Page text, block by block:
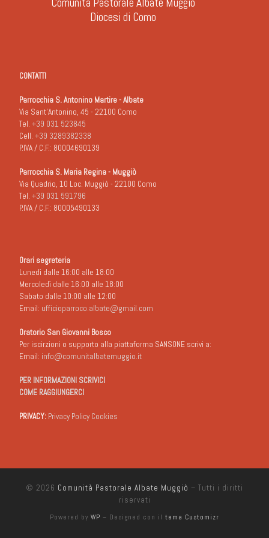
Diocesi di Como
CONTATTI
Parrocchia S. Antonino Martire - Albate
Via Sant'Antonino, 45 - 22100 Como
Tel. +39 031 523845
Cell. +39 3289382338
P.IVA / C.F.: 80004690139
Parrocchia S. Maria Regina - Muggiò
Via Quadrio, 10 Loc. Muggiò - 22100 Como
Tel. +39 031 591796
P.IVA / C.F.: 80005490133
Orari segreteria
Lunedì dalle 16:00 alle 18:00
Mercoledì dalle 16:00 alle 18:00
Sabato dalle 10:00 alle 12:00
Email: ufficioparroco.albate@gmail.com
Oratorio San Giovanni Bosco
Per iscirzioni o supporto alla piattaforma SANSONE scrivi a:
Email: info@comunitalbatemuggio.it
PER INFORMAZIONI SCRIVICI
COME RAGGIUNGERCI
PRIVACY: Privacy Policy Cookies
© 2026 Comunità Pastorale Albate Muggiò – Tutti i diritti
riservati
Powered by WP – Designed con il tema Customizr